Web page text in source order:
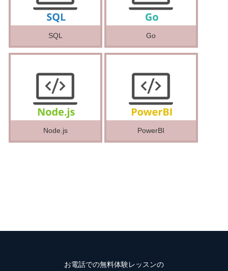
SQL Go
Node.js PowerBI
お電話での無料体験レッスンの